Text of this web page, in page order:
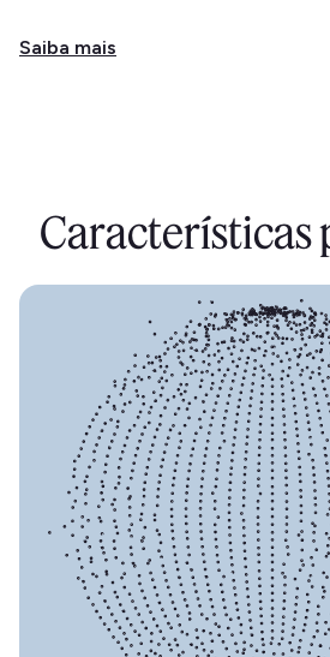
Saiba mais
Características